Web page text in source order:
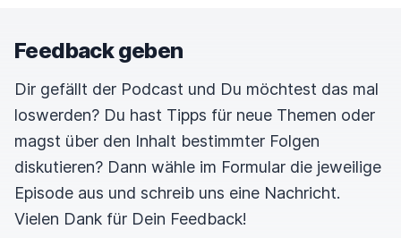
Feedback geben
Dir gefällt der Podcast und Du möchtest das mal
loswerden? Du hast Tipps für neue Themen oder
magst über den Inhalt bestimmter Folgen
diskutieren? Dann wähle im Formular die jeweilige
Episode aus und schreib uns eine Nachricht.
Vielen Dank für Dein Feedback!